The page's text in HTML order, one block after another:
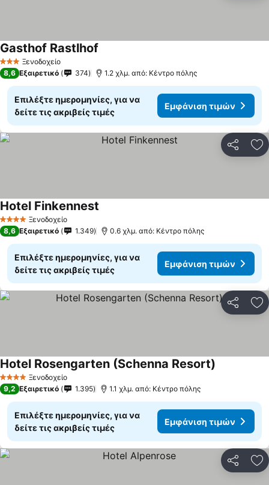
3 ΑστέριαΞενοδοχείο
Gasthof Rastlhof
8,6 Εξαιρετικό 374 1.2 χλμ. από: Κέντρο πόλης
Επιλέξτε ημερομηνίες, για να
δείτε τις ακριβείς τιμές
Εμφάνιση τιμών
4 ΑστέριαΞενοδοχείο
Hotel Finkennest
8,6 Εξαιρετικό 1.349 0.6 χλμ. από: Κέντρο πόλης
Επιλέξτε ημερομηνίες, για να
δείτε τις ακριβείς τιμές
Εμφάνιση τιμών
4 ΑστέριαΞενοδοχείο
Hotel Rosengarten (Schenna Resort)
9,2 Εξαιρετικό 1.395 1.1 χλμ. από: Κέντρο πόλης
Επιλέξτε ημερομηνίες, για να
δείτε τις ακριβείς τιμές
Εμφάνιση τιμών